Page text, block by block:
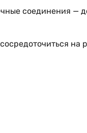
соединения —
на